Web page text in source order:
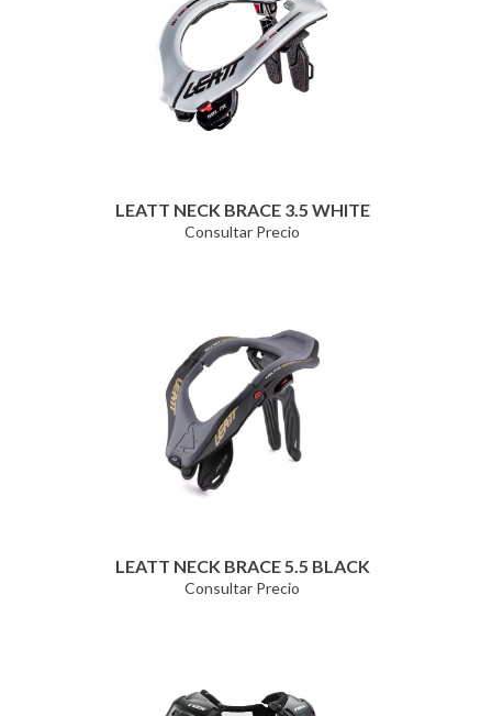
LEATT NECK BRACE 3.5 WHITE
Consultar Precio
LEATT NECK BRACE 5.5 BLACK
Consultar Precio